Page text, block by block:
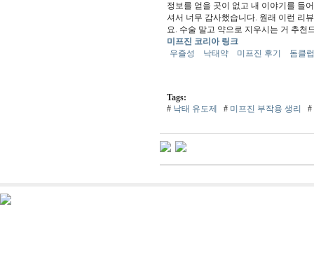
정보를 얻을 곳이 없고 내 이야기를 들
셔서 너무 감사했습니다. 원래 이런 리
요. 수술 말고 약으로 지우시는 거 추천
미프진 코리아 링크
우즐성
낙태약 미프진 후기 돔클
Tags:
# 낙태 유도제 # 미프진 부작용 생리 #